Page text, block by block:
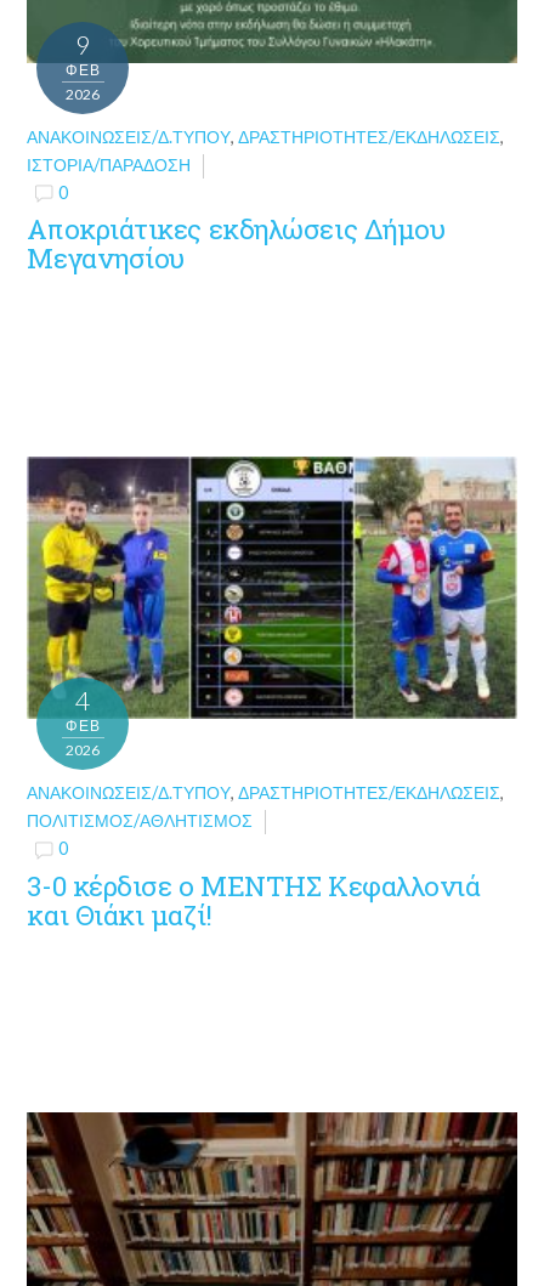
9
ΦΕΒ
2026
ΑΝΑΚΟΙΝΏΣΕΙΣ/Δ.ΤΎΠΟΥ,ΔΡΑΣΤΗΡΙΌΤΗΤΕΣ/ΕΚΔΗΛΏΣΕΙΣ,
ΙΣΤΟΡΊΑ/ΠΑΡΆΔΟΣΗ
0
Αποκριάτικες εκδηλώσεις Δήμου
Μεγανησίου
4
ΦΕΒ
2026
ΑΝΑΚΟΙΝΏΣΕΙΣ/Δ.ΤΎΠΟΥ,ΔΡΑΣΤΗΡΙΌΤΗΤΕΣ/ΕΚΔΗΛΏΣΕΙΣ,
ΠΟΛΙΤΙΣΜΌΣ/ΑΘΛΗΤΙΣΜΌΣ
0
3-0 κέρδισε ο ΜΕΝΤΗΣ Κεφαλλονιά
και Θιάκι μαζί!